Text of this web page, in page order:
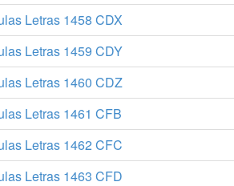
Letras 1458 CDX
Letras 1459 CDY
Letras 1460 CDZ
Letras 1461 CFB
Letras 1462 CFC
Letras 1463 CFD